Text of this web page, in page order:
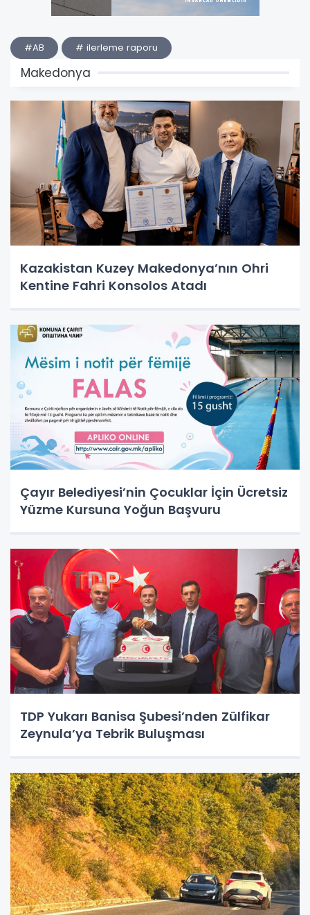
#AB # ilerleme raporu
Makedonya
Kazakistan Kuzey Makedonya’nın Ohri
Kentine Fahri Konsolos Atadı
Çayır Belediyesi’nin Çocuklar İçin Ücretsiz
Yüzme Kursuna Yoğun Başvuru
TDP Yukarı Banisa Şubesi’nden Zülfikar
Zeynula’ya Tebrik Buluşması